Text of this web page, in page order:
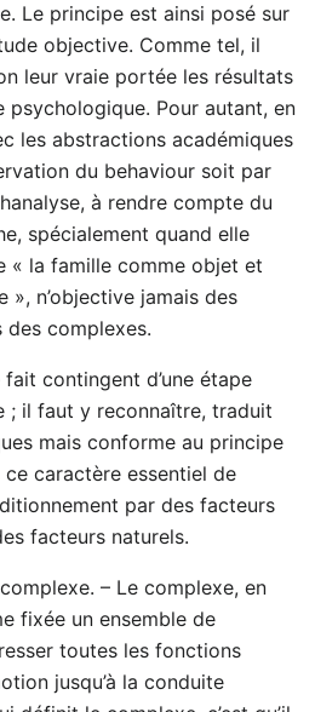
Le principe est ainsi posé sur
objective. Comme tel, il
leur vraie portée les résultats
psychologique. Pour autant, en
les abstractions académiques
du behaviour soit par
à rendre compte du
spécialement quand elle
« la famille comme objet et
n’objective jamais des
complexes.
fait contingent d’une étape
; il faut y reconnaître, traduit
mais conforme au principe
caractère essentiel de
par des facteurs
facteurs naturels.
– Le complexe, en
fixée un ensemble de
toutes les fonctions
jusqu’à la conduite